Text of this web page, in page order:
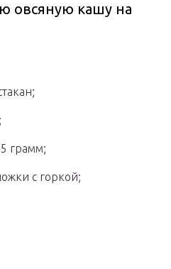
овсяную кашу на
грамм;
с горкой;